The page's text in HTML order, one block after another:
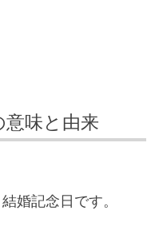
味と由来
婚記念日です。